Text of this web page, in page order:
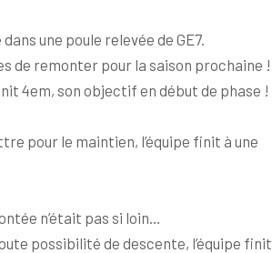
une poule relevée de GE7.
de remonter pour la saison prochaine !
4em, son objectif en début de phase !
pour le maintien, l’équipe finit à une
n’était pas si loin…
possibilité de descente, l’équipe finit